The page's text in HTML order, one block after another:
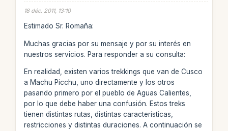
18 déc. 2011, 13:10
Estimado Sr. Romaña:
Muchas gracias por su mensaje y por su interés en
nuestros servicios. Para responder a su consulta:
En realidad, existen varios trekkings que van de Cusco
a Machu Picchu, uno directamente y los otros
pasando primero por el pueblo de Aguas Calientes,
por lo que debe haber una confusión. Estos treks
tienen distintas rutas, distintas características,
restricciones y distintas duraciones. A continuación se